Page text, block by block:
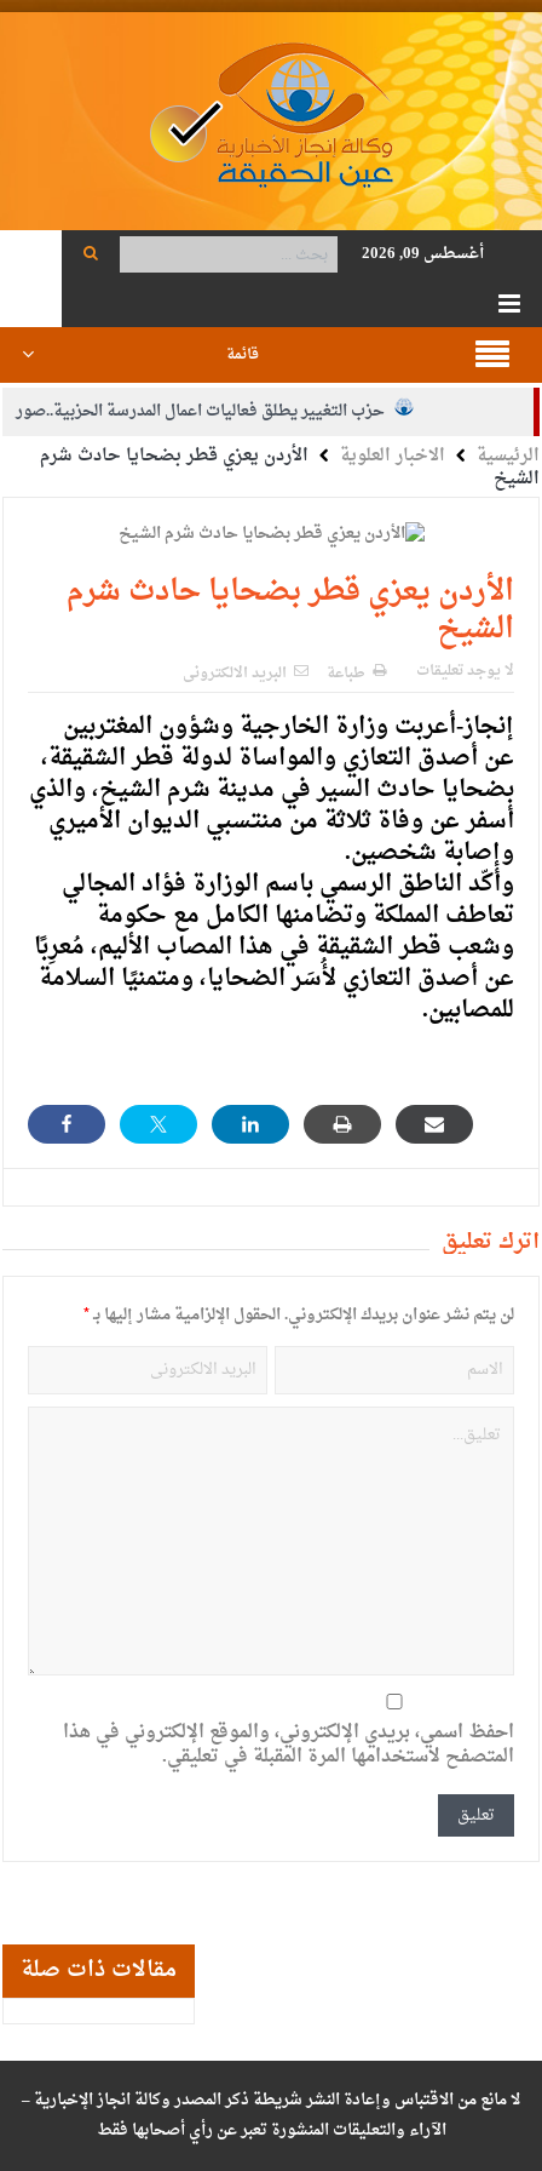
أغسطس 09, 2026
قائمة
حزب التغيير يطلق فعاليات اعمال المدرسة الحزبية..صور
الجيش يفتح باب التجنيد لحملة البكالوريوس في الحقوق والقانون
الإسلامية والمسيحية
الأمن يتلف 16 مليون حبة كبتاجون و1480 كغم مواد مخدرة
القاضي يلتقي رؤساء تحرير الصحف اليومية ويؤكد حرص مجلس
النواب على شراكة فاعلة مع الإعلام
دعوة المكلفين بخدمة العلم (الدفعة الثالثة) إلى مراجعة منصة خدمة
العلم
الملك يلتقي مجموعة من رفاق السلاح
الملك يتلقى اتصالا هاتفيا من العاهل البحريني
القاضي محمود أحمد فريحات.. مبارك ومزيدا من التوفيق
الرئيسية الاخبار العلوية الأردن يعزي قطر بضحايا حادث شرم
الشيخ
الأردن يعزي قطر بضحايا حادث شرم
الشيخ
لا يوجد تعليقات طباعة البريد الالكترونى
إنجاز-أعربت وزارة الخارجية وشؤون المغتربين
عن أصدق التعازي والمواساة لدولة قطر الشقيقة،
بضحايا حادث السير في مدينة شرم الشيخ، والذي
أسفر عن وفاة ثلاثة من منتسبي الديوان الأميري
وإصابة شخصين.
وأكّد الناطق الرسمي باسم الوزارة فؤاد المجالي
تعاطف المملكة وتضامنها الكامل مع حكومة
وشعب قطر الشقيقة في هذا المصاب الأليم، مُعرِبًا
عن أصدق التعازي لأُسَر الضحايا، ومتمنيًا السلامة
للمصابين.
أترك تعليق
لن يتم نشر عنوان بريدك الإلكتروني.الحقول الإلزامية مشار إليها بـ*
احفظ اسمي، بريدي الإلكتروني، والموقع الإلكتروني في هذا
المتصفح لاستخدامها المرة المقبلة في تعليقي.
مقالات ذات صلة
لا مانع من الاقتباس وإعادة النشر شريطة ذكر المصدر وكالة انجاز الإخبارية –
الآراء والتعليقات المنشورة تعبر عن رأي أصحابها فقط